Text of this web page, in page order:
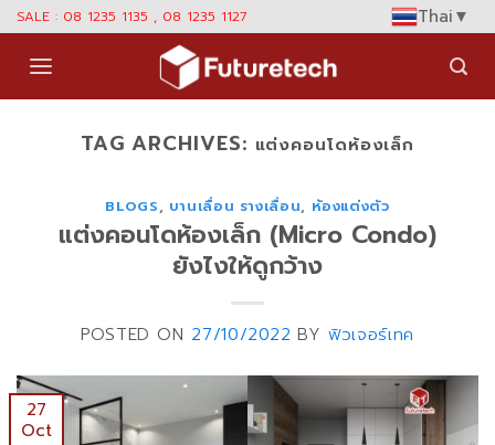
Skip
content
SALE : 08 1235 1135 , 08 1235 1127 Thai▼
TAG ARCHIVES: แต่งคอนโดห้องเล็ก
BLOGS, บานเลื่อน รางเลื่อน, ห้องแต่งตัว
แต่งคอนโดห้องเล็ก (Micro Condo)
ยังไงให้ดูกว้าง
POSTED ON 27/10/2022 BYฟิวเจอร์เทค
27
Oct